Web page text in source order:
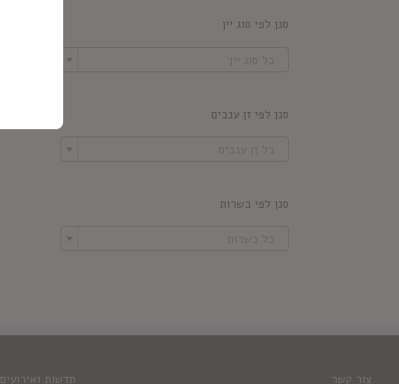
סנן לפי סוג יין
סנן לפי זן ענבים
סנן לפי כשרות
צור קשר חדשות ואירועים